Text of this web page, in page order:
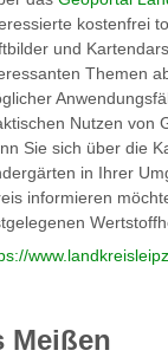
kostenfrei
und
Themen
Nutzen von
Sie sich über die
in Ihrer
informieren
Meißen